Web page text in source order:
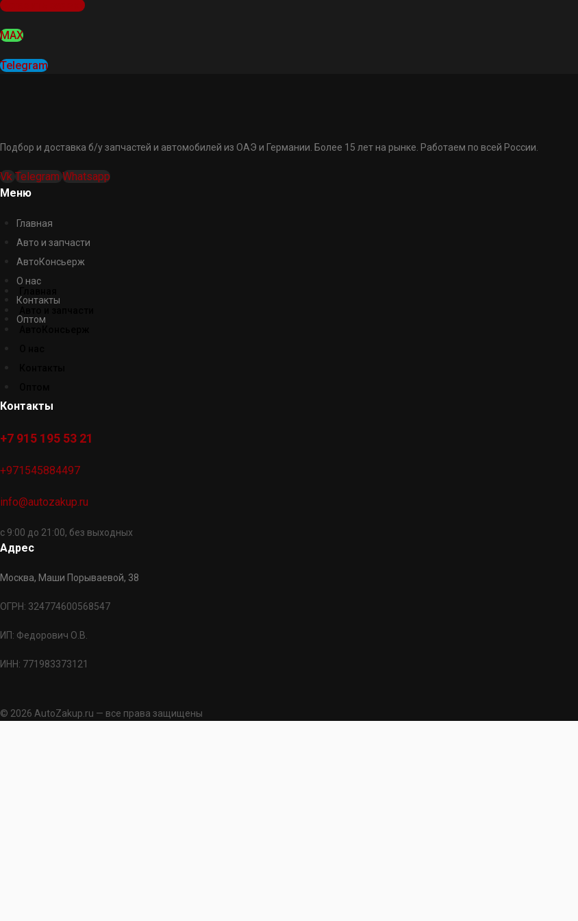
Оставить заявку
MAX
Telegram
Подбор и доставка б/у запчастей и автомобилей из ОАЭ и Германии. Более 15 лет на рынке. Работаем по всей России.
Vk Telegram Whatsapp
Меню
Главная
Авто и запчасти
АвтоКонсьерж
О нас
Контакты
Оптом
Контакты
+7 915 195 53 21
+971545884497
info@autozakup.ru
с 9:00 до 21:00, без выходных
Адрес
Москва, Маши Порываевой, 38
ОГРН: 324774600568547
ИП: Федорович О.В.
ИНН: 771983373121
© 2026 AutoZakup.ru — все права защищены